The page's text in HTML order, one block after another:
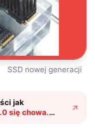
SSD nowej generacji
jak
się chowa.
SSD nowej